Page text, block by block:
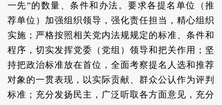
一先”的数量、条件和办法。要求各提名单位（推
荐单位）加强组织领导，强化责任担当，精心组织
实施；严格按照相关党内法规规定的标准、条件和
程序，切实发挥党委（党组）领导和把关作用；坚
持把政治标准放在首位，全面考察提名人选和推荐
对象的一贯表现，以实际贡献、群众公认作为评判
标准；充分发扬民主，广泛听取各方面意见，充分